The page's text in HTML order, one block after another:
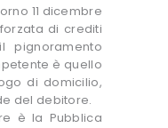
11 dicembre
di crediti
è quello
di domicilio,
del debitore.
è la Pubblica